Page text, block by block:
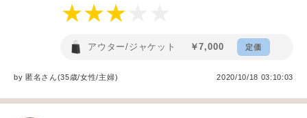
アウター/ジャケット ￥7,000 定価
by匿名さん(35歳/女性/主婦) 2020/10/18 03:10:03